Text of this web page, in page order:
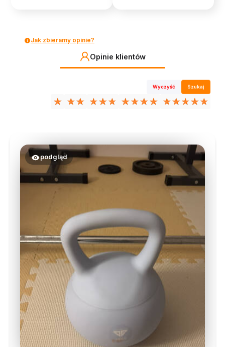
Jak zbieramy opinie?
Opinie klientów
Wyczyść Szukaj
podgląd